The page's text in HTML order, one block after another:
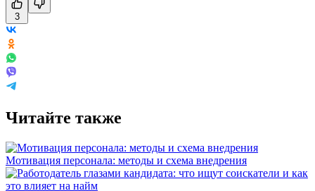
3
Читайте также
Мотивация персонала: методы и схема внедрения